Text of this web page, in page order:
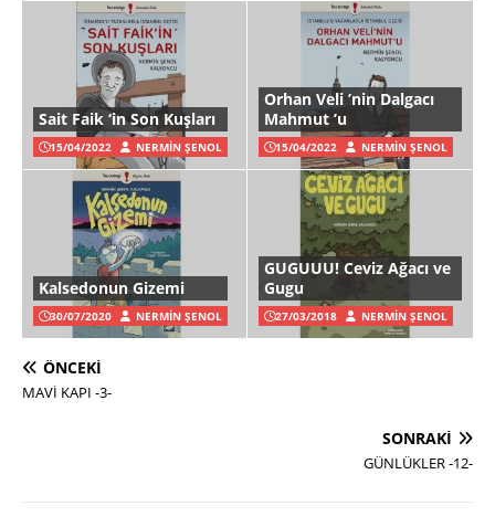
Sait Faik ‘in Son Kuşları
15/04/2022 NERMIN ŞENOL
Orhan Veli ’nin Dalgacı
Mahmut ’u
15/04/2022 NERMIN ŞENOL
Kalsedonun Gizemi
30/07/2020 NERMIN ŞENOL
GUGUUU! Ceviz Ağacı ve
Gugu
27/03/2018 NERMIN ŞENOL
ÖNCEKI
MAVİ KAPI -3-
SONRAKI
GÜNLÜKLER -12-